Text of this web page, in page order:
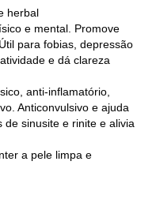
herbal
e mental. Promove
para fobias, depressão
e dá clareza
anti-inflamatório,
Anticonvulsivo e ajuda
de sinusite e rinite e alivia
a pele limpa e